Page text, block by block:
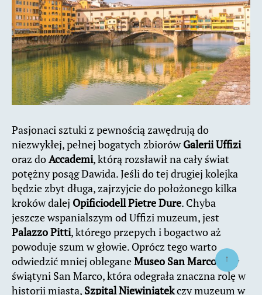
Pasjonaci sztuki z pewnością zawędrują do
niezwykłej, pełnej bogatych zbiorówGalerii Uffizi
oraz doAccademi, którą rozsławił na cały świat
potężny posąg Dawida. Jeśli do tej drugiej kolejka
będzie zbyt długa, zajrzyjcie do położonego kilka
kroków dalej Opificiodell Pietre Dure. Chyba
jeszcze wspanialszym od Uffizi muzeum, jest
Palazzo Pitti, którego przepych i bogactwo aż
powoduje szum w głowie. Oprócz tego warto
odwiedzić mniej obleganeMuseo San Marco przy
świątyni San Marco, która odegrała znaczna rolę w
historii miasta, Szpital Niewiniątekczy muzeum w
↑